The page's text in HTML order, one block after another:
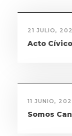
21 JULIO,
Acto
11 JUNIO,
Somos